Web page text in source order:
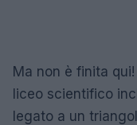
Ma non è finita
liceo scientifico
legato a un